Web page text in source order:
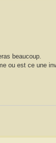
beaucoup.
ou est ce une